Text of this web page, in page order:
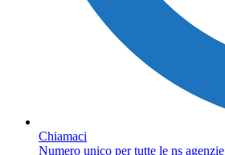
Chiamaci
Numero unico per tutte le ns agenzie